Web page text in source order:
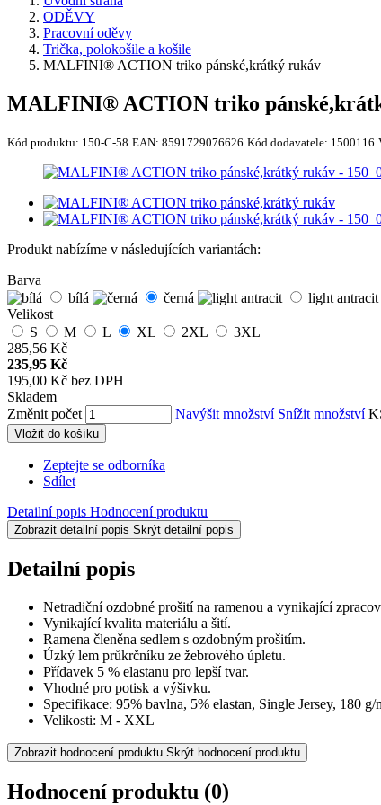
ODĚVY
Pracovní oděvy
Trička, polokošile a košile
MALFINI® ACTION triko pánské,krátký rukáv
MALFINI® ACTION triko
Kód produktu: 150-C-58 EAN: 8591729076626 Kód dodavatele: 1500116
Produkt nabízíme v následujících variantách:
Barva
bílá
černá
light antracit
Velikost
S
M L XL 2XL
3XL
285,56 Kč
235,95 Kč
195,00 Kč bez DPH
Skladem
Změnit počet
Navýšit množství Snížit množství
Vložit do košíku
Zeptejte se odborníka
Sdílet
Detailní popis Hodnocení produktu
Zobrazit detailní popis Skrýt detailní popis
Detailní popis
Netradiční ozdobné prošití na ramenou a vynikající
Vynikající kvalita materiálu a šití.
Ramena členěna sedlem s ozdobným prošitím.
Úzký lem průkrčníku ze žebrového úpletu.
Přídavek 5 % elastanu pro lepší tvar.
Vhodné pro potisk a výšivku.
Specifikace: 95% bavlna, 5% elastan, Single Jersey, 180 g/
Velikosti: M - XXL
Zobrazit hodnocení produktu Skrýt hodnocení produktu
Hodnocení produktu (0)